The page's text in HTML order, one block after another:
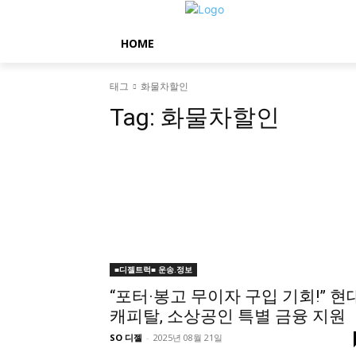
HOME
태그 화물차할인
Tag: 화물차할인
■디젤트럭■ 운송.정보
“포터·봉고 무이자 구입 기회!” 현
캐피탈, 소상공인 특별 금융 지원
SO 디젤 - 2025년 08월 21일